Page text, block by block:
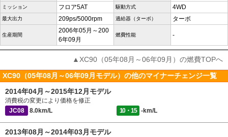
ミッション フロア5AT 駆動方式 4WD
最大出力 209ps/5000rpm 過給器（ターボ） ターボ
生産期間
2006年05月～200
6年09月
燃費性能 -
▲XC90（05年08月～06年09月）の燃費TOPへ
XC90（05年08月～06年09月モデル）の他のマイナーチェンジ一覧
2014年04月～2015年12月モデル
消費税の変更により価格を修正
JC08
8.0km/L 10・15 -km/L
2013年08月～2014年03月モデル